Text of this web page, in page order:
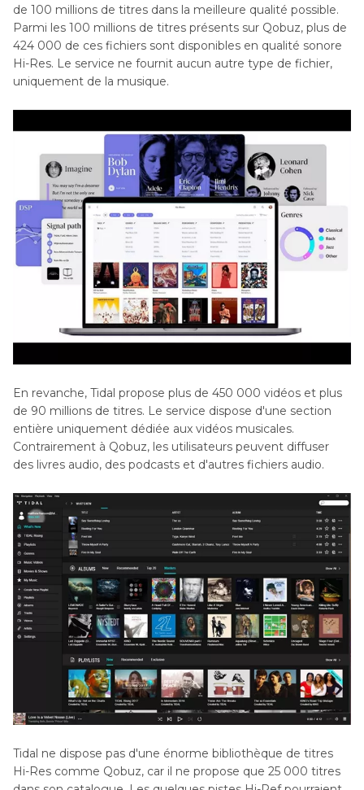
de 100 millions de titres dans la meilleure qualité possible.
Parmi les 100 millions de titres présents sur Qobuz, plus de
424 000 de ces fichiers sont disponibles en qualité sonore
Hi-Res. Le service ne fournit aucun autre type de fichier,
uniquement de la musique.
En revanche, Tidal propose plus de 450 000 vidéos et plus
de 90 millions de titres. Le service dispose d'une section
entière uniquement dédiée aux vidéos musicales.
Contrairement à Qobuz, les utilisateurs peuvent diffuser
des livres audio, des podcasts et d'autres fichiers audio.
Tidal ne dispose pas d'une énorme bibliothèque de titres
Hi-Res comme Qobuz, car il ne propose que 25 000 titres